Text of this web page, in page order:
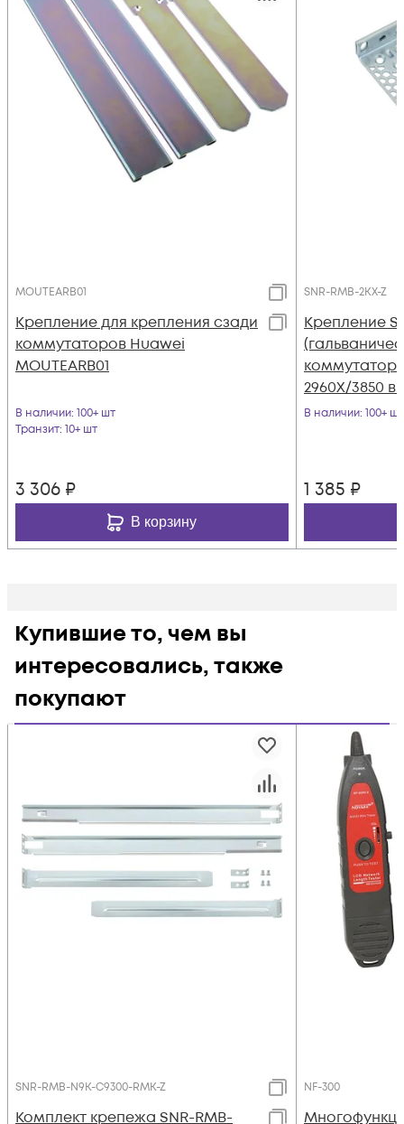
MOUTEARB01
Крепление для крепления сзади
коммутаторов Huawei
MOUTEARB01
В наличии: 100+ шт
Транзит: 10+ шт
3 306 ₽
В корзину
SNR-RMB-2KX-Z
Крепление
2960X/3850 в
В наличии: 100+ шт
1 385 ₽
Купившие то, чем вы
интересовались, также
покупают
SNR-RMB-N9K-C9300-RMK-Z
Комплект крепежа SNR-RMB-
NF-300